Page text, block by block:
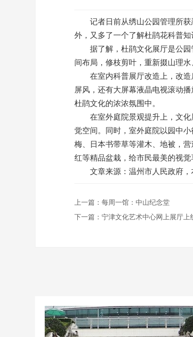
记者日前从绣山公园管理所获
外，又多了一个了解杜鹃花科普
据了解，杜鹃文化展厅是公园
间布局，修枝剪叶，重新掇山理
在室内科普展厅改造上，改造
屏风，还有大屏幕液晶电视滚动
杜鹃文化的浓浓氛围中。
在室外庭院景观提升上，文化
觉空间。同时，室外庭院以园中
梅、日本书带草等灌木、地被，
红等精品盆栽，给市民最美的视觉
文章来源：温州市人民政府
上一篇： 每周一馆：中山纪念堂
下一篇： 宁津文化艺术中心网上展厅上